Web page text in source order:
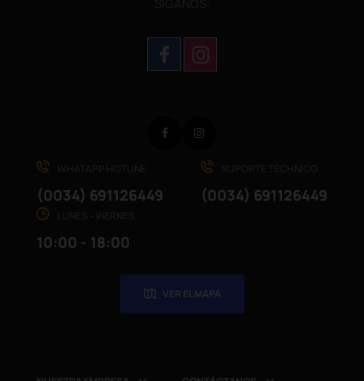
(0034) 691126449 (0034) 691126449
10:00 - 18:00
VER EL MAPA
Facebook